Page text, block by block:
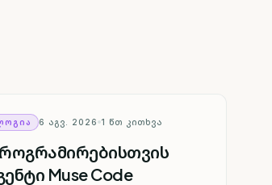
6 ᲐᲒᲕ. 2026 1 ᲬᲗ ᲙᲘᲗᲮᲕᲐ
Muse Code